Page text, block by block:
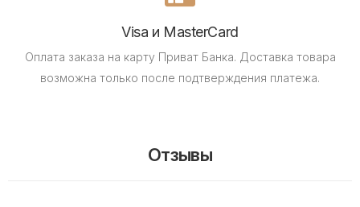
Visa и MasterCard
Оплата заказа на карту Приват Банка. Доставка товара
возможна только после подтверждения платежа.
Отзывы